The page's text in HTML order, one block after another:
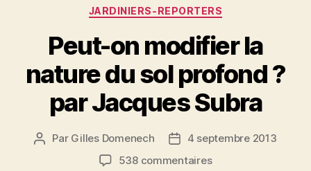
Catégories
JARDINIERS-REPORTERS
Peut-on modifier la
nature du sol profond ?
par Jacques Subra
Auteur
Par Gilles Domenech
Date
de
4 septembre 2013
538 commentairessur